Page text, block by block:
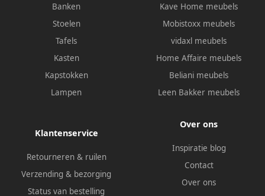
Banken
Stoelen
Tafels
Kasten
Kapstokken
Lampen
Kave Home meubels
Mobistoxx meubels
vidaxl meubels
Home Affaire meubels
Beliani meubels
Leen Bakker meubels
Klantenservice
Retourneren & ruilen
Verzending & bezorging
Status van bestelling
Over ons
Inspiratie blog
Contact
Over ons